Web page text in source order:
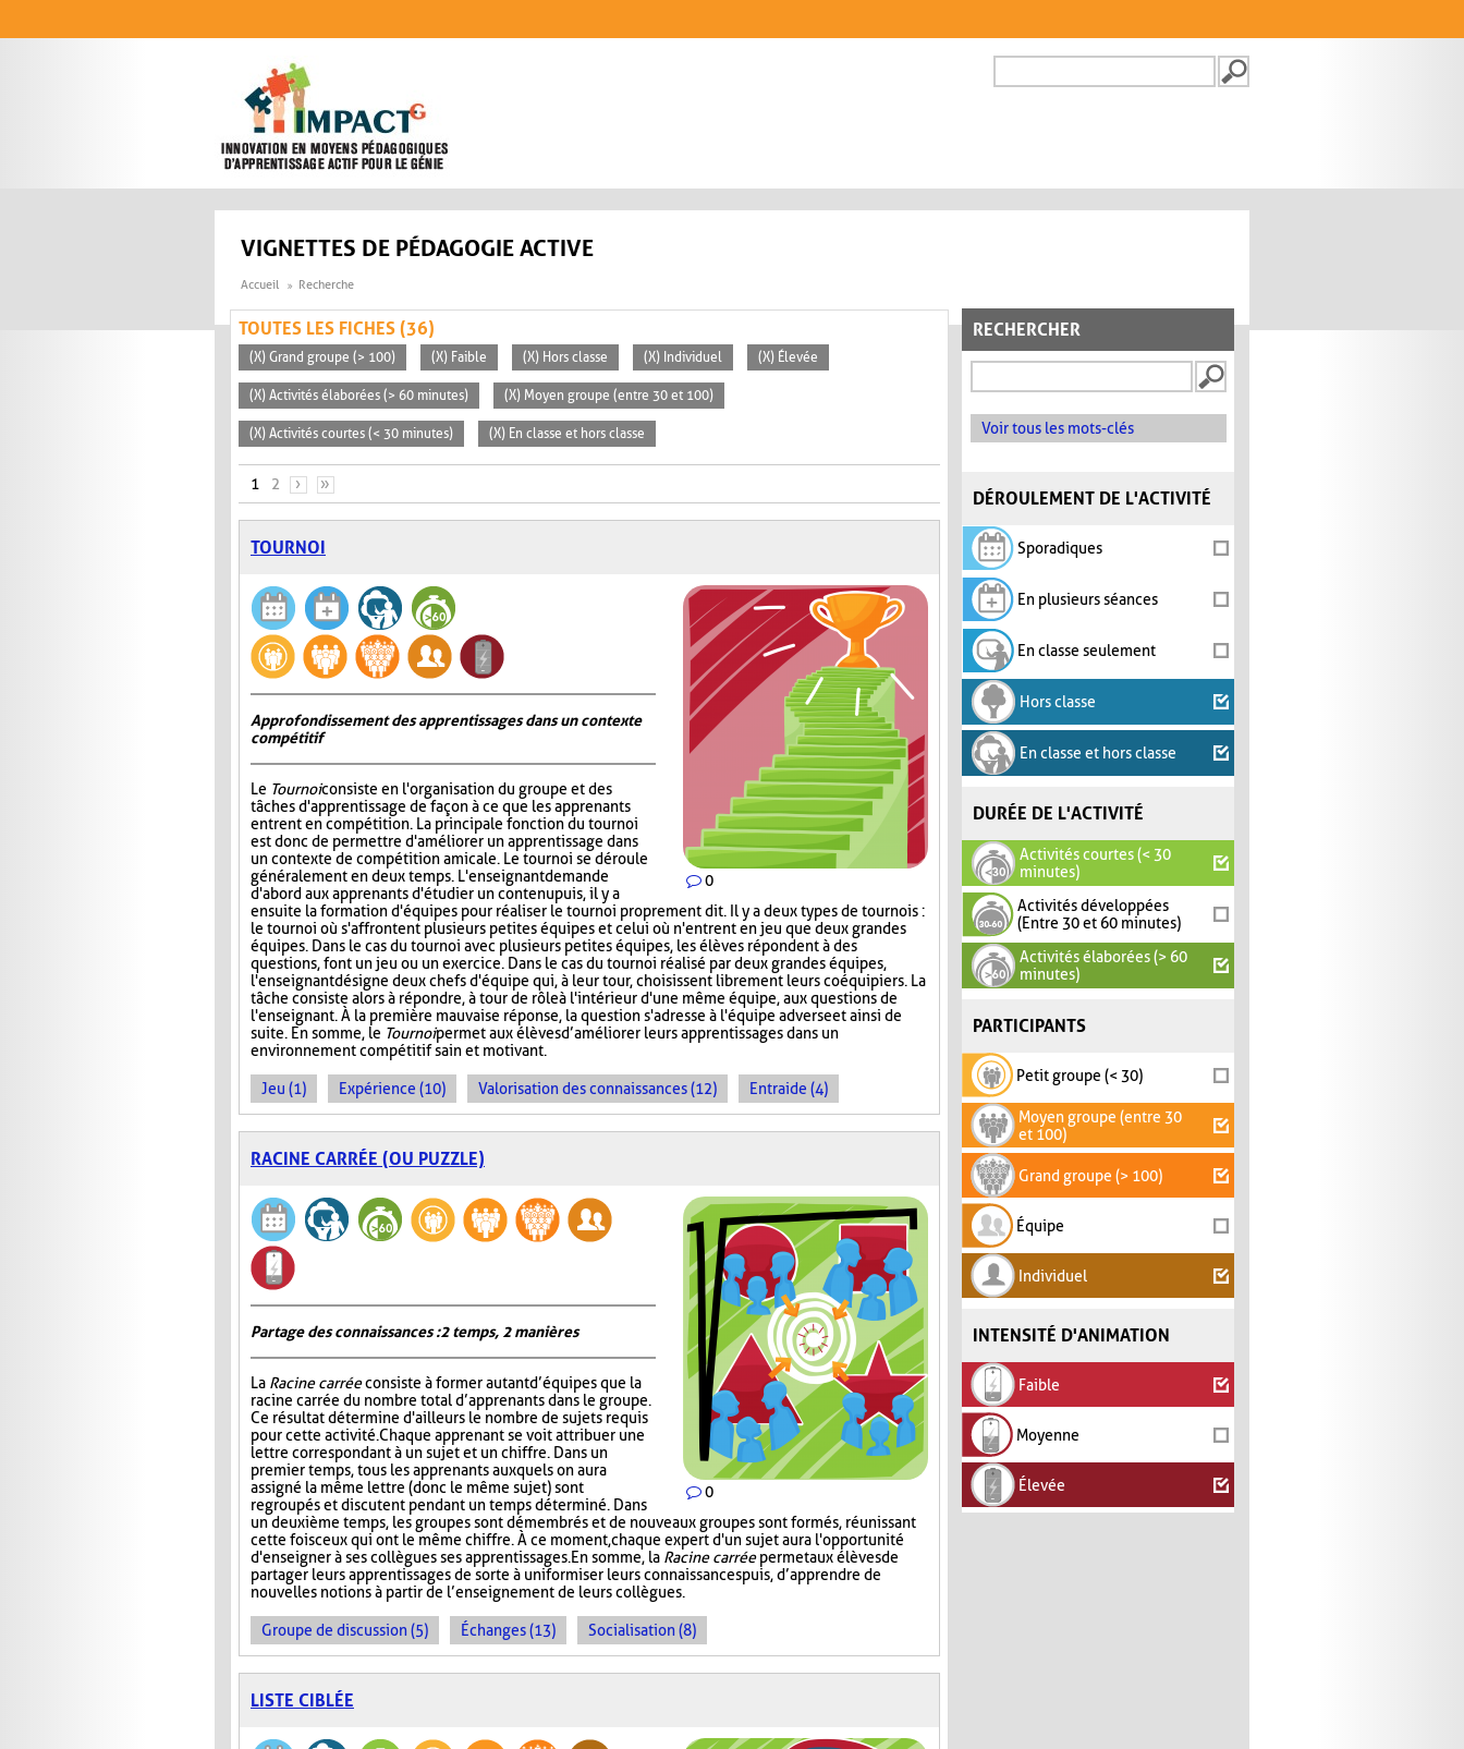
FORMULAIRE DE
VIGNETTES DE PÉDAGOGIE ACTIVE
Accueil Recherche
RECHERCHER
Voir tous les mots-clés
DÉROULEMENT DE L'ACTIVITÉ
Sporadiques
En plusieurs séances
En classe seulement
Hors classe
En classe et hors classe
DURÉE DE L'ACTIVITÉ
Activités courtes (< 30
minutes)
Activités développées
(Entre 30 et 60 minutes)
Activités élaborées (> 60
minutes)
PARTICIPANTS
Petit groupe (< 30)
Moyen groupe (entre 30
et 100)
Grand groupe (> 100)
Équipe
Individuel
INTENSITÉ D'ANIMATION
Faible
Moyenne
Élevée
TOUTES LES FICHES (36)
(X) Grand groupe (> 100) (X) Faible (X) Hors classe (X) Individuel (X) Élevée
(X) Activités élaborées (> 60 minutes) (X) Moyen groupe (entre 30 et 100)
(X) Activités courtes (< 30 minutes) (X) En classe et hors classe
PAGES
1 2 › »
TOURNOI
0
Approfondissement des apprentissages dans un contexte
compétitif
Le Tournoiconsiste en l'organisation du groupe et des
tâches d'apprentissage de façon à ce que les apprenants
entrent en compétition. La principale fonction du tournoi
est donc de permettre d'améliorer un apprentissage dans
un contexte de compétition amicale. Le tournoi se déroule
généralement en deux temps. L'enseignant demande
d'abord aux apprenants d'étudier un contenu puis, il y a
ensuite la formation d'équipes pour réaliser le tournoi proprement dit. Il y a deux types de tournois :
le tournoi où s'affrontent plusieurs petites équipes et celui où n'entrent en jeu que deux grandes
équipes. Dans le cas du tournoi avec plusieurs petites équipes, les élèves répondent à des
questions, font un jeu ou un exercice. Dans le cas du tournoi réalisé par deux grandes équipes,
l'enseignant désigne deux chefs d'équipe qui, à leur tour, choisissent librement leurs coéquipiers. La
tâche consiste alors à répondre, à tour de rôle à l'intérieur d'une même équipe, aux questions de
l'enseignant. À la première mauvaise réponse, la question s'adresse à l'équipe adverse et ainsi de
suite. En somme, le Tournoipermet aux élèves d’améliorer leurs apprentissages dans un
environnement compétitif sain et motivant.
Jeu (1) Expérience (10) Valorisation des connaissances (12) Entraide (4)
RACINE CARRÉE (OU PUZZLE)
0
Partage des connaissances : 2 temps, 2 manières
La Racine carréeconsiste à former autant d’équipes que la
racine carrée du nombre total d’apprenants dans le groupe.
Ce résultat détermine d'ailleurs le nombre de sujets requis
pour cette activité. Chaque apprenant se voit attribuer une
lettre correspondant à un sujet et un chiffre. Dans un
premier temps, tous les apprenants auxquels on aura
assigné la même lettre (donc le même sujet) sont
regroupés et discutent pendant un temps déterminé. Dans
un deuxième temps, les groupes sont démembrés et de nouveaux groupes sont formés, réunissant
cette fois ceux qui ont le même chiffre. À ce moment, chaque expert d'un sujet aura l'opportunité
d'enseigner à ses collègues ses apprentissages. En somme, la Racine carréepermet aux élèves de
partager leurs apprentissages de sorte à uniformiser leurs connaissances puis, d’apprendre de
nouvelles notions à partir de l’enseignement de leurs collègues.
Groupe de discussion (5) Échanges (13) Socialisation (8)
LISTE CIBLÉE